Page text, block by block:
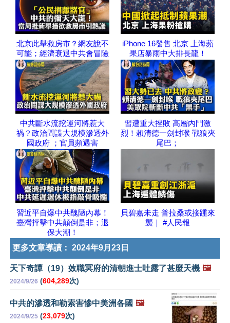
北京此舉救房市？網友說不
可能；經濟衰退中共會冒險
iPhone 16發售 北京 上海蘋
果店暴雨中大排長龍！
中共斷水流挖運河將惹大
禍？政治間諜大規模滲透外
國政府 ；官員頻遇害
習遭重大挫敗 高層內鬥激
烈！賴清德一劍封喉 戰狼夾
尾巴；
習近平自爆中共醜陋內幕！
臺灣抨擊中共顛倒是非；退
保大潮！
貝碧嘉未走 普拉桑或接踵來
襲｜ #人民報
更多文章導讀： 2024年9月23日
天下奇譚（19）效職冥府的清朝進士吐露了甚麼天機 🖼️
2024/9/26 (604,289次)
中共的滲透和勒索害慘中美洲各國 🖼️
2024/9/25 (23,079次)